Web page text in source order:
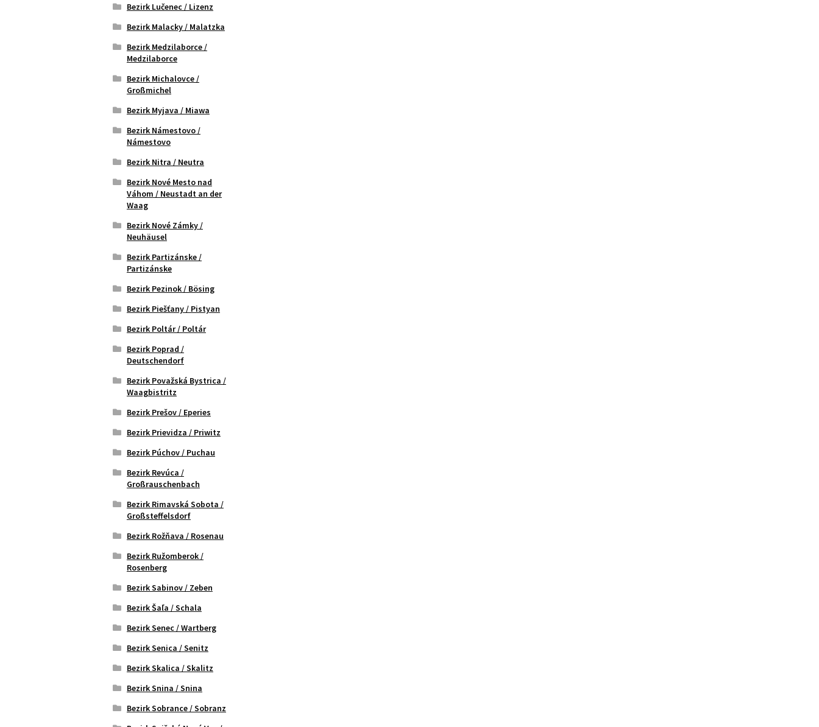
Bezirk Lučenec / Lizenz
Bezirk Malacky / Malatzka
Bezirk Medzilaborce /
Medzilaborce
Bezirk Michalovce /
Großmichel
Bezirk Myjava / Miawa
Bezirk Námestovo /
Námestovo
Bezirk Nitra / Neutra
Bezirk Nové Mesto nad
Váhom / Neustadt an der
Waag
Bezirk Nové Zámky /
Neuhäusel
Bezirk Partizánske /
Partizánske
Bezirk Pezinok / Bösing
Bezirk Piešťany / Pistyan
Bezirk Poltár / Poltár
Bezirk Poprad /
Deutschendorf
Bezirk Považská Bystrica /
Waagbistritz
Bezirk Prešov / Eperies
Bezirk Prievidza / Priwitz
Bezirk Púchov / Puchau
Bezirk Revúca /
Großrauschenbach
Bezirk Rimavská Sobota /
Großsteffelsdorf
Bezirk Rožňava / Rosenau
Bezirk Ružomberok /
Rosenberg
Bezirk Sabinov / Zeben
Bezirk Šaľa / Schala
Bezirk Senec / Wartberg
Bezirk Senica / Senitz
Bezirk Skalica / Skalitz
Bezirk Snina / Snina
Bezirk Sobrance / Sobranz